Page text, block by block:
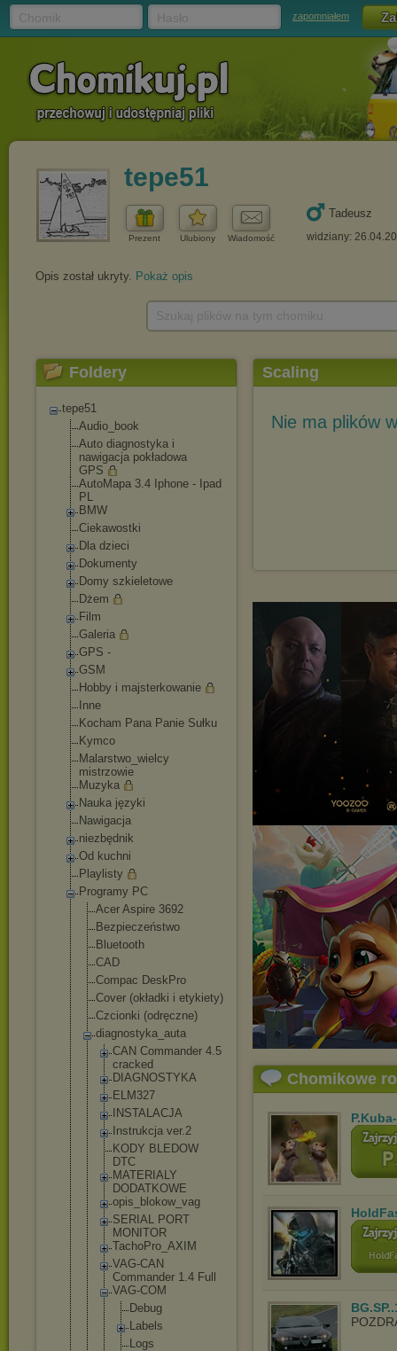
zapomniałem
tepe51
Prezent Ulubiony Wiadomość
Tadeusz
widziany:
Opis został ukryty. Pokaż opis
Foldery
tepe51
Audio_book
Auto diagnostyka i
nawigacja pokładowa
GPS
AutoMapa 3.4 Iphone - Ipad
PL
BMW
Ciekawostki
Dla dzieci
Dokumenty
Domy szkieletowe
Dżem
Film
Galeria
GPS -
GSM
Hobby i majsterkowanie
Inne
Kocham Pana Panie Sułku
Kymco
Malarstwo_wielcy
mistrzowie
Muzyka
Nauka języki
Nawigacja
niezbędnik
Od kuchni
Playlisty
Programy PC
Acer Aspire 3692
Bezpieczeństwo
Bluetooth
CAD
Compac DeskPro
Cover (okładki i etykiety)
Czcionki (odręczne)
diagnostyka_auta
CAN Commander 4.5
cracked
DIAGNOSTYKA
ELM327
INSTALACJA
Instrukcja ver.2
KODY BLEDOW
DTC
MATERIALY
DODATKOWE
opis_blokow_vag
SERIAL PORT
MONITOR
TachoPro_AX IM
VAG-CAN
Commander 1.4 Full
VAG-COM
Debug
Labels
Logs
Scaling
Nie ma plików
Chomikowe